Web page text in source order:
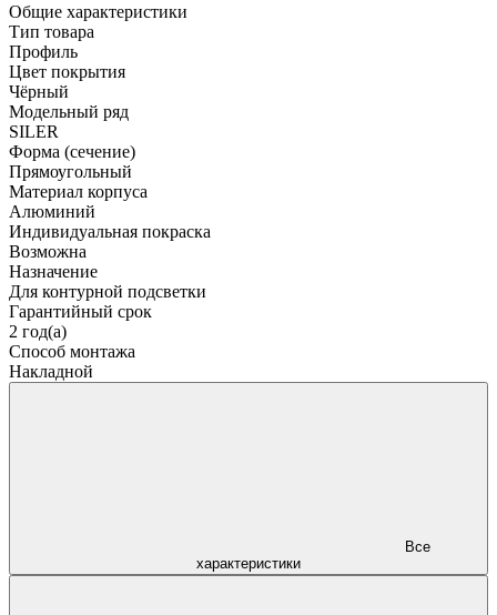
Общие характеристики
Тип товара
Профиль
Цвет покрытия
Чёрный
Модельный ряд
SILER
Форма (сечение)
Прямоугольный
Материал корпуса
Алюминий
Индивидуальная покраска
Возможна
Назначение
Для контурной подсветки
Гарантийный срок
2 год(а)
Способ монтажа
Накладной
характеристики